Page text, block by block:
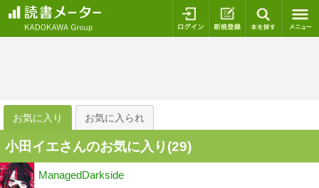
ログイン 新規登録
お気に入り お気に入られ
小田イエさんのお気に入り(29)
ManagedDarkside